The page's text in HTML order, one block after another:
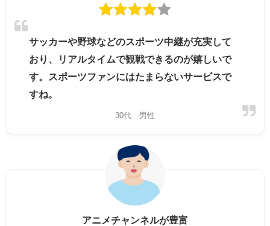
サッカーや野球などのスポーツ中継が充実して
おり、リアルタイムで観戦できるのが嬉しいで
す。スポーツファンにはたまらないサービスで
すね。
30代 男性
アニメチャンネルが豊富